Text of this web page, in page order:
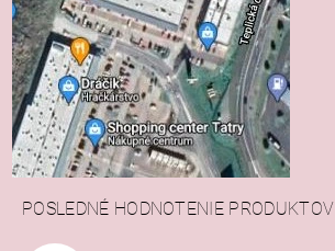
POSLEDNÉ HODNOTENIE PRODUKTOV